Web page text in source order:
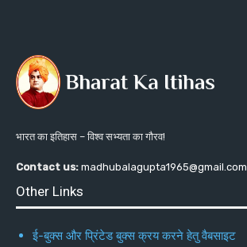
भारत का इतिहास – विश्व सभ्यता का गौरव!
Contact us: madhubalagupta1965@gmail.com
Other Links
ई-बुक्स और प्रिंटेड बुक्स क्रय करने हेतु वैबसाइट